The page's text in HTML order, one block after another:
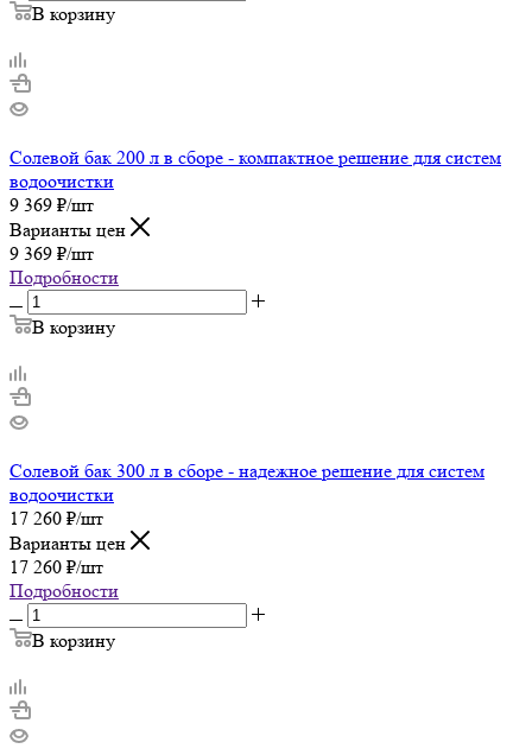
В корзину
Солевой бак 200 л в сборе - компактное решение для систем
водоочистки
9 369 ₽/шт
Варианты цен
9 369 ₽/шт
Подробности
В корзину
Солевой бак 300 л в сборе - надежное решение для систем
водоочистки
17 260 ₽/шт
Варианты цен
17 260 ₽/шт
Подробности
В корзину